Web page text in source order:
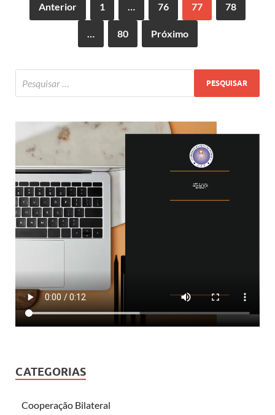
Anterior 1 … 76 77 78
… 80 Próximo
CATEGORIAS
Cooperação Bilateral